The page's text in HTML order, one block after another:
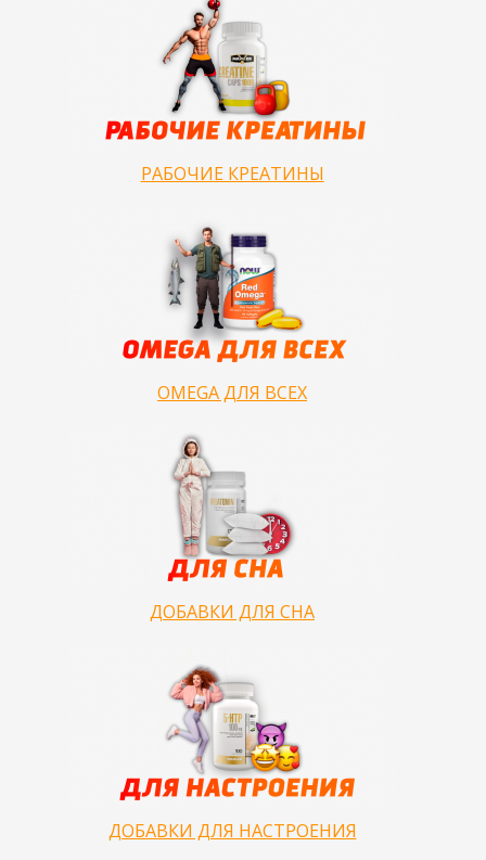
РАБОЧИЕ КРЕАТИНЫ
OMEGA ДЛЯ ВСЕХ
ДОБАВКИ ДЛЯ СНА
ДОБАВКИ ДЛЯ НАСТРОЕНИЯ